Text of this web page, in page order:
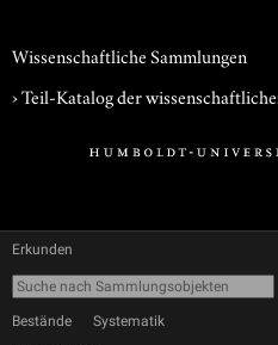
Wissenschaftliche Sammlungen
› Teil-Katalog der
Erkunden
Bestände Systematik